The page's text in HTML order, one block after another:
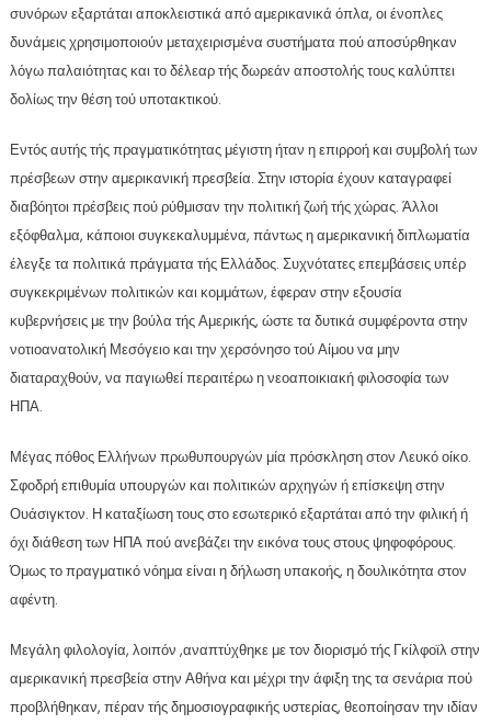
συνόρων εξαρτάται αποκλειστικά από αμερικανικά όπλα, οι ένοπλες
δυνάμεις χρησιμοποιούν μεταχειρισμένα συστήματα πού αποσύρθηκαν
λόγω παλαιότητας και το δέλεαρ τής δωρεάν αποστολής τους καλύπτει
δολίως την θέση τού υποτακτικού.
Εντός αυτής τής πραγματικότητας μέγιστη ήταν η επιρροή και συμβολή των
πρέσβεων στην αμερικανική πρεσβεία. Στην ιστορία έχουν καταγραφεί
διαβόητοι πρέσβεις πού ρύθμισαν την πολιτική ζωή τής χώρας. Άλλοι
εξόφθαλμα, κάποιοι συγκεκαλυμμένα, πάντως η αμερικανική διπλωματία
έλεγξε τα πολιτικά πράγματα τής Ελλάδος. Συχνότατες επεμβάσεις υπέρ
συγκεκριμένων πολιτικών και κομμάτων, έφεραν στην εξουσία
κυβερνήσεις με την βούλα τής Αμερικής, ώστε τα δυτικά συμφέροντα στην
νοτιοανατολική Μεσόγειο και την χερσόνησο τού Αίμου να μην
διαταραχθούν, να παγιωθεί περαιτέρω η νεοαποικιακή φιλοσοφία των
ΗΠΑ.
Μέγας πόθος Ελλήνων πρωθυπουργών μία πρόσκληση στον Λευκό οίκο.
Σφοδρή επιθυμία υπουργών και πολιτικών αρχηγών ή επίσκεψη στην
Ουάσιγκτον. Η καταξίωση τους στο εσωτερικό εξαρτάται από την φιλική ή
όχι διάθεση των ΗΠΑ πού ανεβάζει την εικόνα τους στους ψηφοφόρους.
Όμως το πραγματικό νόημα είναι η δήλωση υπακοής, η δουλικότητα στον
αφέντη.
Μεγάλη φιλολογία, λοιπόν ,αναπτύχθηκε με τον διορισμό τής Γκίλφοϊλ στην
αμερικανική πρεσβεία στην Αθήνα και μέχρι την άφιξη της τα σενάρια πού
προβλήθηκαν, πέραν τής δημοσιογραφικής υστερίας, θεοποίησαν την ιδίαν